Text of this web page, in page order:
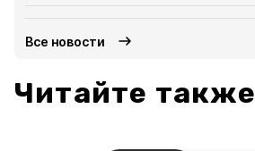
Все новости
Читайте также